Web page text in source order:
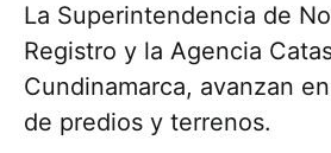
La Superintendencia de
Registro y la Agencia
Cundinamarca, avanzan
de predios y terrenos.